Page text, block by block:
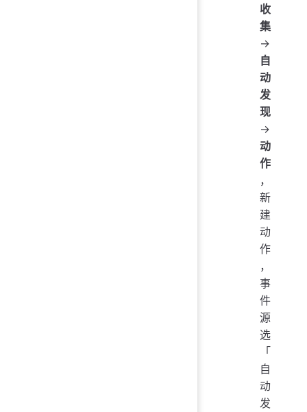
收
集
→
自
动
发
现
→
动
作
，
新
建
动
作
，
事
件
源
选
「
自
动
发